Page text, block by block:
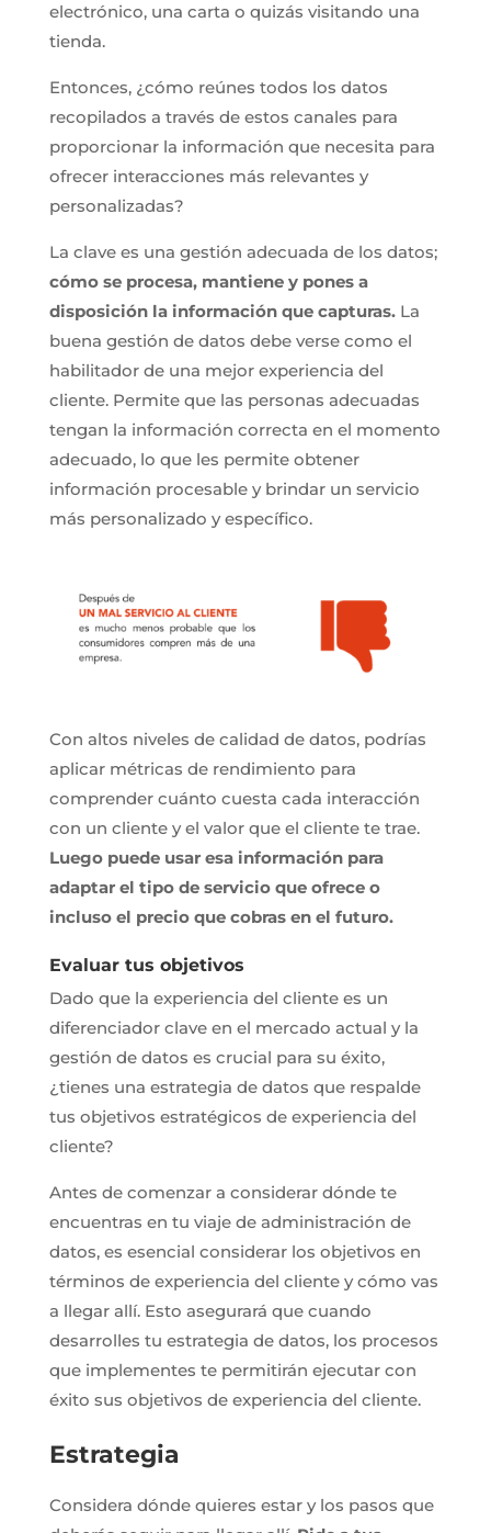
electrónico, una carta o quizás visitando una
tienda.
Entonces, ¿cómo reúnes todos los datos
recopilados a través de estos canales para
proporcionar la información que necesita para
ofrecer interacciones más relevantes y
personalizadas?
La clave es una gestión adecuada de los datos;
cómo se procesa, mantiene y pones a
disposición la información que capturas. La
buena gestión de datos debe verse como el
habilitador de una mejor experiencia del
cliente. Permite que las personas adecuadas
tengan la información correcta en el momento
adecuado, lo que les permite obtener
información procesable y brindar un servicio
más personalizado y específico.
Con altos niveles de calidad de datos, podrías
aplicar métricas de rendimiento para
comprender cuánto cuesta cada interacción
con un cliente y el valor que el cliente te trae.
Luego puede usar esa información para
adaptar el tipo de servicio que ofrece o
incluso el precio que cobras en el futuro.
Evaluar tus objetivos
Dado que la experiencia del cliente es un
diferenciador clave en el mercado actual y la
gestión de datos es crucial para su éxito,
¿tienes una estrategia de datos que respalde
tus objetivos estratégicos de experiencia del
cliente?
Antes de comenzar a considerar dónde te
encuentras en tu viaje de administración de
datos, es esencial considerar los objetivos en
términos de experiencia del cliente y cómo vas
a llegar allí. Esto asegurará que cuando
desarrolles tu estrategia de datos, los procesos
que implementes te permitirán ejecutar con
éxito sus objetivos de experiencia del cliente.
Estrategia
Considera dónde quieres estar y los pasos que